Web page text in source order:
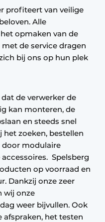
profiteert van veilige
Alle
opmaken van de
de service dragen
bij ons op hun plek
de verwerker de
kan monteren, de
en steeds snel
het zoeken, bestellen
door modulaire
Spelsberg
op voorraad en
Dankzij onze zeer
wij onze
weer bijvullen. Ook
afspraken, het testen